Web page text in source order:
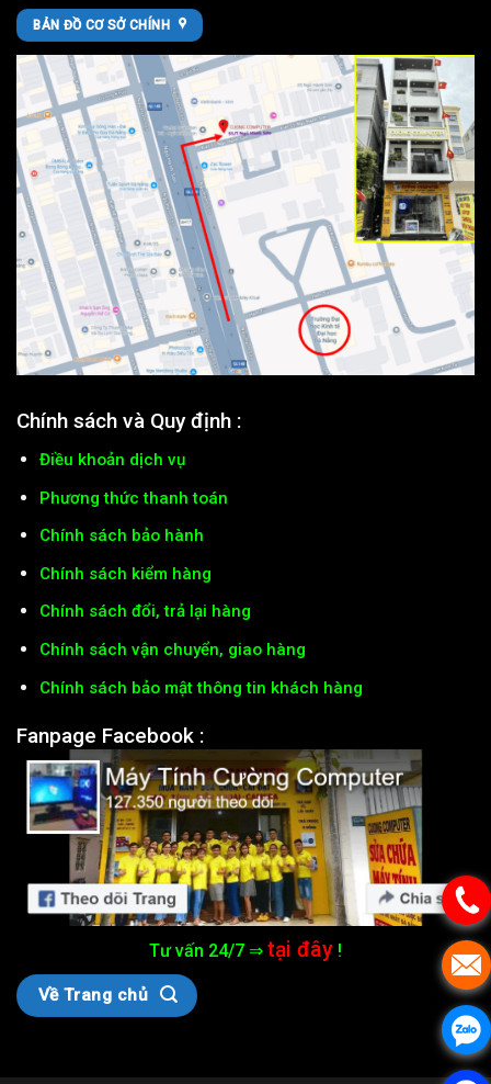
BẢN ĐỒ CƠ SỞ CHÍNH
Chính sách và Quy định :
Điều khoản dịch vụ
Phương thức thanh toán
Chính sách bảo hành
Chính sách kiểm hàng
Chính sách đổi, trả lại hàng
Chính sách vận chuyển, giao hàng
Chính sách bảo mật thông tin khách hàng
Fanpage Facebook :
Tư vấn 24/7 ⇒ tại đây !
Về Trang chủ